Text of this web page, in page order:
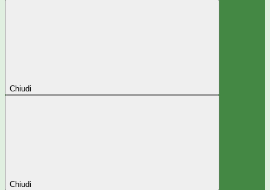
Chiudi
Chiudi